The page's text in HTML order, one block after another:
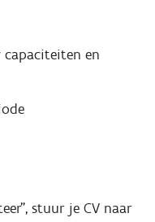
capaciteiten en
stuur je CV naar